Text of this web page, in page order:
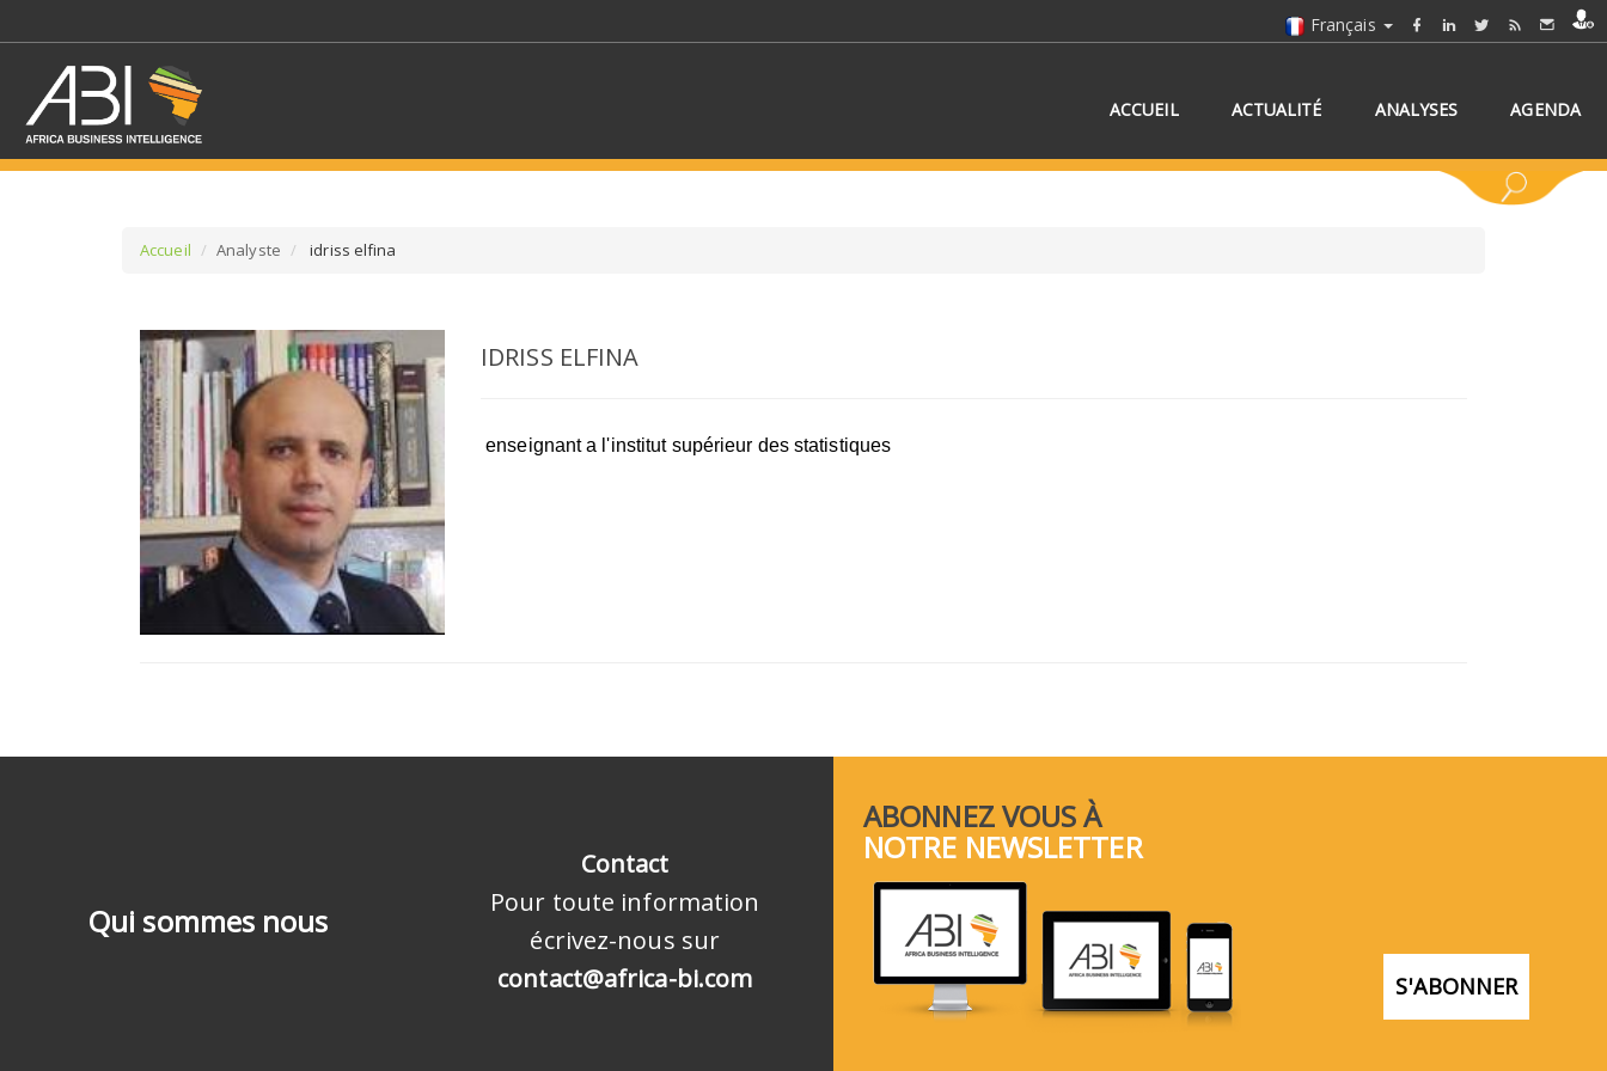
Français
ACCUEIL ACTUALITÉ ANALYSES AGENDA
SELECTIONNEZ UNE SECTION
Accueil Analyste idriss elfina
IDRISS ELFINA
enseignant a l'institut supérieur des statistiques
Qui sommes nous
Contact
Pour toute information
écrivez-nous sur
contact@africa-bi.com
ABONNEZ VOUS À
NOTRE NEWSLETTER
S'ABONNER